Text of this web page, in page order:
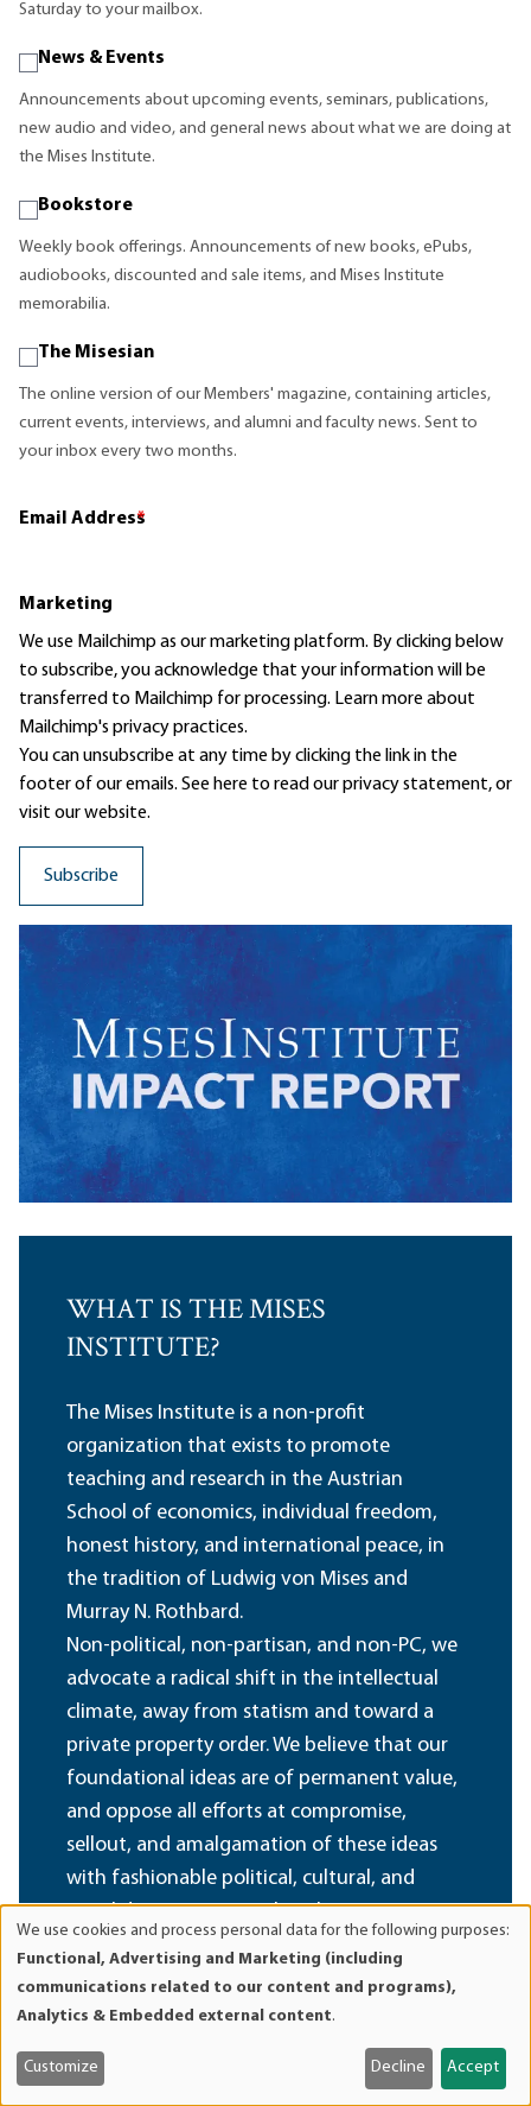
Saturday to your mailbox.
News & Events
Announcements about upcoming events, seminars, publications,
new audio and video, and general news about what we are doing at
the Mises Institute.
Bookstore
Weekly book offerings. Announcements of new books, ePubs,
audiobooks, discounted and sale items, and Mises Institute
memorabilia.
The Misesian
The online version of our Members' magazine, containing articles,
current events, interviews, and alumni and faculty news. Sent to
your inbox every two months.
Email Address
*
Marketing
We use Mailchimp as our marketing platform. By clicking below
to subscribe, you acknowledge that your information will be
transferred to Mailchimp for processing. Learn moreabout
Mailchimp's privacy practices.
You can unsubscribe at any time by clicking the link in the
footer of our emails. See here to read ourprivacy statement, or
visit our website.
WHAT IS THE MISES
INSTITUTE?
The Mises Institute is a non-profit
organization that exists to promote
teaching and research in the Austrian
School of economics, individual freedom,
honest history, and international peace, in
the tradition of Ludwig von Mises and
Murray N. Rothbard.
Non-political, non-partisan, and non-PC, we
advocate a radical shift in the intellectual
climate, away from statism and toward a
private property order. We believe that our
foundational ideas are of permanent value,
and oppose all efforts at compromise,
sellout, and amalgamation of these ideas
with fashionable political, cultural, and
social doctrines inimical to their spirit.
Become a Member
and
cookies
We use cookies and process personal data for the following purposes:
Functional, Advertising and Marketing (including
communications related to our content and programs),
Analytics & Embedded external content.
Customize Decline Accept